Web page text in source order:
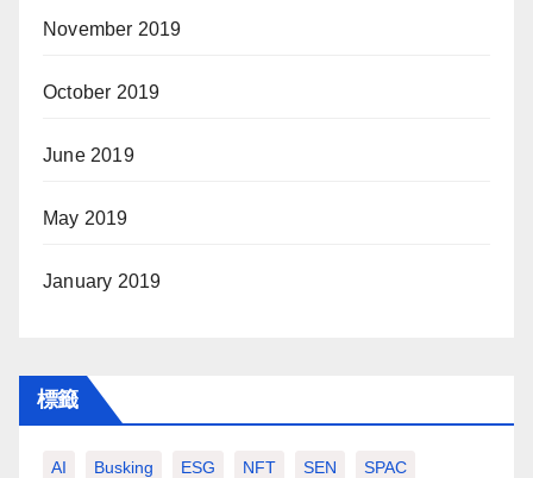
November 2019
October 2019
June 2019
May 2019
January 2019
標籤
AI Busking ESG NFT SEN SPAC